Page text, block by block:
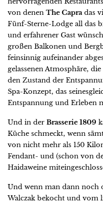
von denen The Capra das
Fünf-Sterne-Lodge all das
und erfahrener Gast
großen Balkonen und
feinsinnig aufeinander
gelassenen Atmosphäre,
den Zustand der
Spa-Konzept, das
Entspannung und Erleben
Und in der Brasserie 1809
Küche schmeckt, wenn
von nicht mehr als 150
Fendant- und (schon von
Haidaweine
Und wenn man dann noch
Walczak bekocht und vom